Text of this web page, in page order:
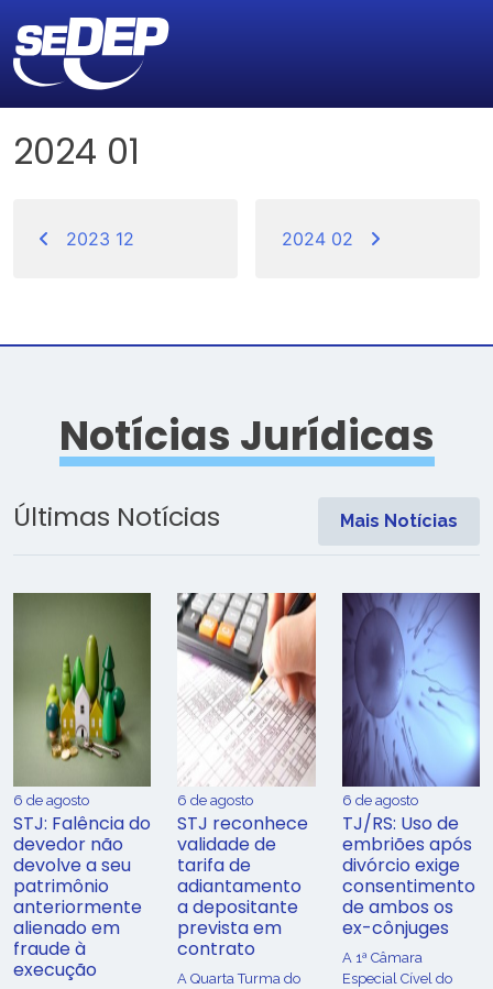
2024 01
de
2023 12 2024 02
Notícias Jurídicas
Últimas Notícias Mais Notícias
6 de agosto
STJ: Falência do
devedor não
devolve a seu
patrimônio
anteriormente
alienado em
fraude à
execução
6 de agosto
STJ reconhece
validade de
tarifa de
adiantamento
a depositante
prevista em
contrato
A Quarta Turma do
6 de agosto
TJ/RS: Uso de
embriões após
divórcio exige
consentimento
de ambos os
ex-cônjuges
A 1ª Câmara
Especial Cível do